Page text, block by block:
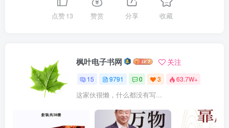
点赞13 赞赏 分享 收藏
枫叶电子书网 关注
15 9791 0 3 63.7W+
这家伙很懒，什么都没有写...